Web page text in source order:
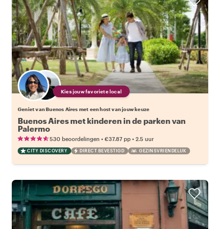
Kies jouw favoriete local
Geniet van Buenos Aires met een host van jouw keuze
Buenos Aires met kinderen in de parken van
Palermo
530 beoordelingen • €37.87 pp • 2.5 uur
CITY DISCOVERY DIRECT BEVESTIGD GEZINSVRIENDELIJK